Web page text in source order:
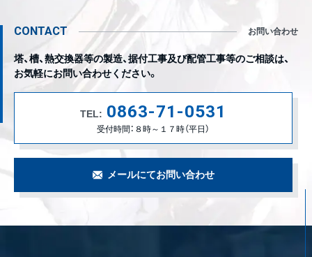
CONTACT お問い合わせ
塔、槽、熱交換器等の製造、据付工事及び配管工事等のご相談は、
お気軽にお問い合わせください。
TEL: 0863-71-0531
受付時間：８時～１７時（平日）
メールにてお問い合わせ